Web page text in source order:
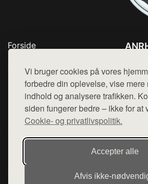
Vi bruger cookies på vores
forbedre din oplevelse, vise mere
indhold og analysere trafikken.
siden fungerer bedre – ikke for
Cookie- og privatlivspolitik.
Accepter alle
Afvis
Forside
Top Rabatter
Blog
Kontakt
Mail:
Denne side er en del af want.dk, der
hjemmesider med præsentation af
diverse webshops. Der sælges ikke varer